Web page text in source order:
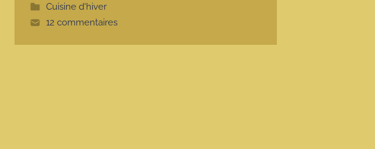
Cuisine d'hiver
12 commentaires